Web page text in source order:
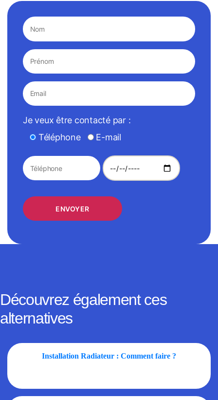
Je veux être contacté par :
Téléphone
E-mail
Découvrez également ces
alternatives
Installation Radiateur : Comment faire ?